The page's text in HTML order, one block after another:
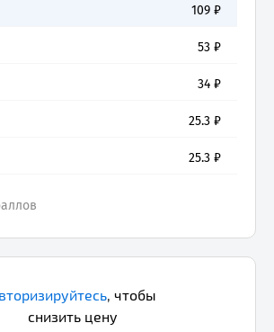
109 ₽
53 ₽
34 ₽
25.3 ₽
25.3 ₽
, чтобы
снизить цену